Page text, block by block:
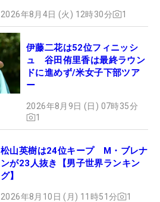
2026年8月4日 (火) 12時30分 1
伊藤二花は52位フィニッシ
ュ 谷田侑里香は最終ラウン
ドに進めず/米女子下部ツア
ー
2026年8月9日 (日) 07時35分
1
松山英樹は24位キープ M・ブレナ
ンが23人抜き【男子世界ランキン
グ】
2026年8月10日 (月) 11時51分 1